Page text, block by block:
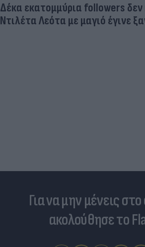
Δέκα εκατομμύρια followers
Ντιλέτα Λεότα με μαγιό έγινε
Για να μην μένεις
ακολούθησε το